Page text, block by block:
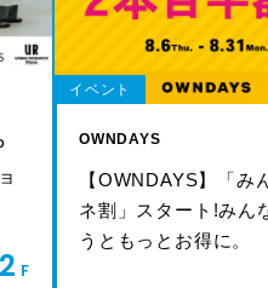
2
イベント
OWNDAYS
【OWNDAYS】「み
ネ割」スタート!みん
うともっとお得に。